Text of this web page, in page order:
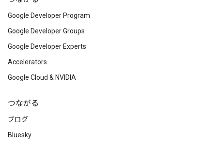
Google Developer Program
Google Developer Groups
Google Developer Experts
Accelerators
Google Cloud & NVIDIA
つながる
ブログ
Bluesky